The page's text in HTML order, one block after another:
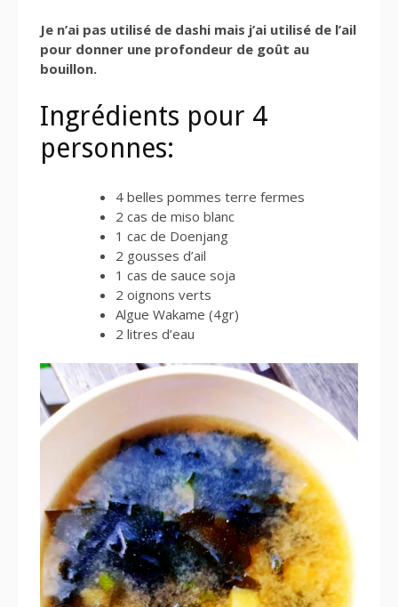
Je n’ai pas utilisé de dashi mais j’ai utilisé de l’ail
pour donner une profondeur de goût au
bouillon.
Ingrédients pour 4
personnes:
4 belles pommes terre fermes
2 cas de miso blanc
1 cac de Doenjang
2 gousses d’ail
1 cas de sauce soja
2 oignons verts
Algue Wakame (4gr)
2 litres d’eau